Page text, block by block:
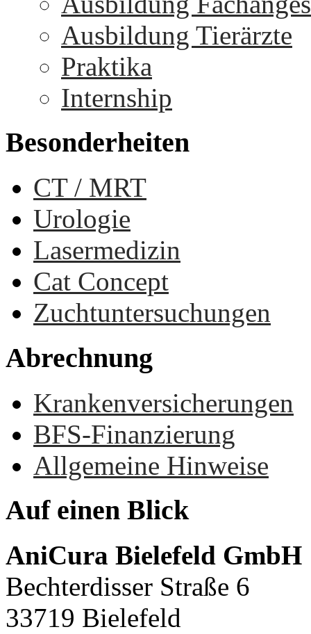
Ausbildung Tierärzte
Praktika
Internship
Besonderheiten
CT / MRT
Urologie
Lasermedizin
Cat Concept
Zuchtuntersuchungen
Abrechnung
Krankenversicherungen
BFS-Finanzierung
Allgemeine Hinweise
Auf einen Blick
AniCura Bielefeld GmbH
Bechterdisser Straße 6
33719 Bielefeld